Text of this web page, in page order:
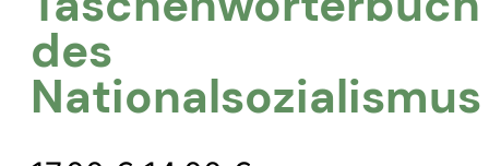
des
Nationalsozialismus